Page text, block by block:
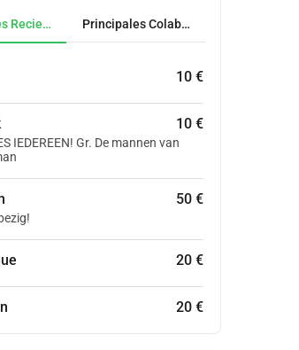
Recientes Principales Colaboradores
10 €
10 €
IEDEREEN! Gr. De mannen van
50 €
20 €
20 €